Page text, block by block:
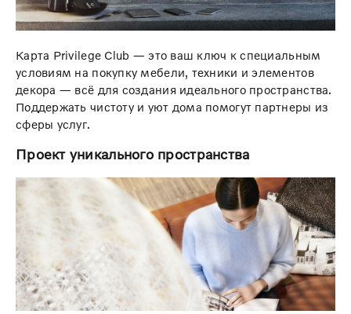
Карта Privilege Club — это ваш ключ к специальным
условиям на покупку мебели, техники и элементов
декора — всё для создания идеального пространства.
Поддержать чистоту и уют дома помогут партнеры из
сферы услуг.
Проект уникального пространства